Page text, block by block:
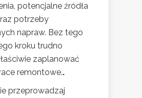
potencjalne źródła
potrzeby
napraw. Bez tego
kroku trudno
zaplanować
remontowe..
przeprowadzaj